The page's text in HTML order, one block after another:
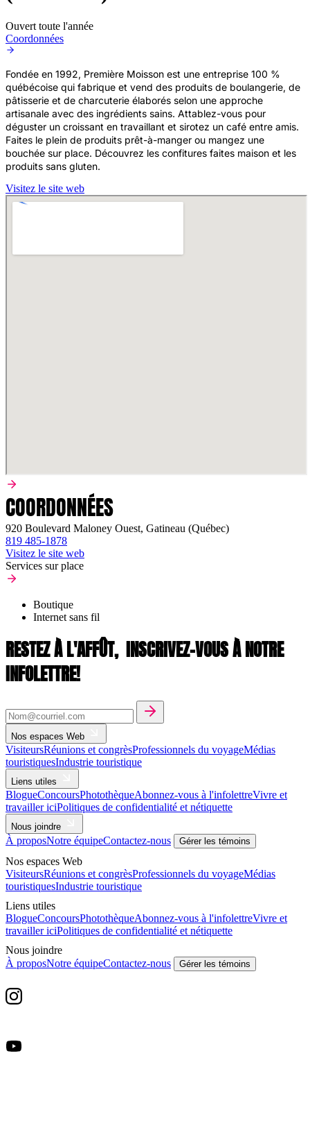
Ouvert toute l'année
Coordonnées
Fondée en 1992, Première Moisson est une entreprise 100 %
québécoise qui fabrique et vend des produits de boulangerie, de
pâtisserie et de charcuterie élaborés selon une approche
artisanale avec des ingrédients sains. Attablez-vous pour
déguster un croissant en travaillant et sirotez un café entre amis.
Faites le plein de produits prêt-à-manger ou mangez une
bouchée sur place. Découvrez les confitures faites maison et les
produits sans gluten.
Visitez le site web
COORDONNÉES
920 Boulevard Maloney Ouest, Gatineau (Québec)
819 485-1878
Visitez le site web
Services sur place
Boutique
Internet sans fil
RESTEZ À L'AFFÛT, INSCRIVEZ-VOUS À NOTRE
INFOLETTRE!
Nos espaces Web
VisiteursRéunions et congrèsProfessionnels du voyageMédias
touristiquesIndustrie touristique
Liens utiles
BlogueConcoursPhotothèqueAbonnez-vous à l'infolettreVivre et
travailler iciPolitiques de confidentialité et nétiquette
Nous joindre
À proposNotre équipeContactez-nous Gérer les témoins
Nos espaces Web
VisiteursRéunions et congrèsProfessionnels du voyageMédias
touristiquesIndustrie touristique
Liens utiles
BlogueConcoursPhotothèqueAbonnez-vous à l'infolettreVivre et
travailler iciPolitiques de confidentialité et nétiquette
Nous joindre
À proposNotre équipeContactez-nous Gérer les témoins